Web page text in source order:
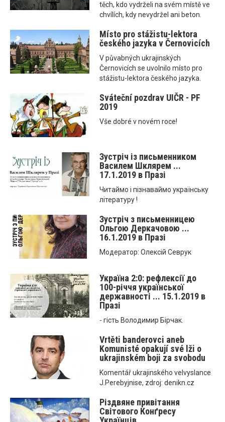
těch, kdo vydrželi na svém místě ve
chvílích, kdy nevydržel ani beton.
Místo pro stážistu-lektora
českého jazyka v Černovicích
V půvabných ukrajinských
Černovicích se uvolnilo místo pro
stážistu-lektora českého jazyka.
Sváteční pozdrav UIČR - PF
2019
Vše dobré v novém roce!
Зустріч із письменником
Василем Шклярем ...
17.1.2019 в Празі
Читаймо і пізнаваймо українську
літературу !
Зустріч з письменницею
Ольгою Деркачовою ...
16.1.2019 в Празі
Модератор: Олексій Севрук
Україна 2:0: рефлексії до
100-річчя української
державності ... 15.1.2019 в
Празі
- гість Володимир Бірчак.
Vrtěti banderovci aneb
Komunisté opakují své lži o
ukrajinském boji za svobodu
Komentář ukrajinského velvyslance
J.Perebyjnise, zdroj: denikn.cz
Різдвяне привітання
Світового Конґресу